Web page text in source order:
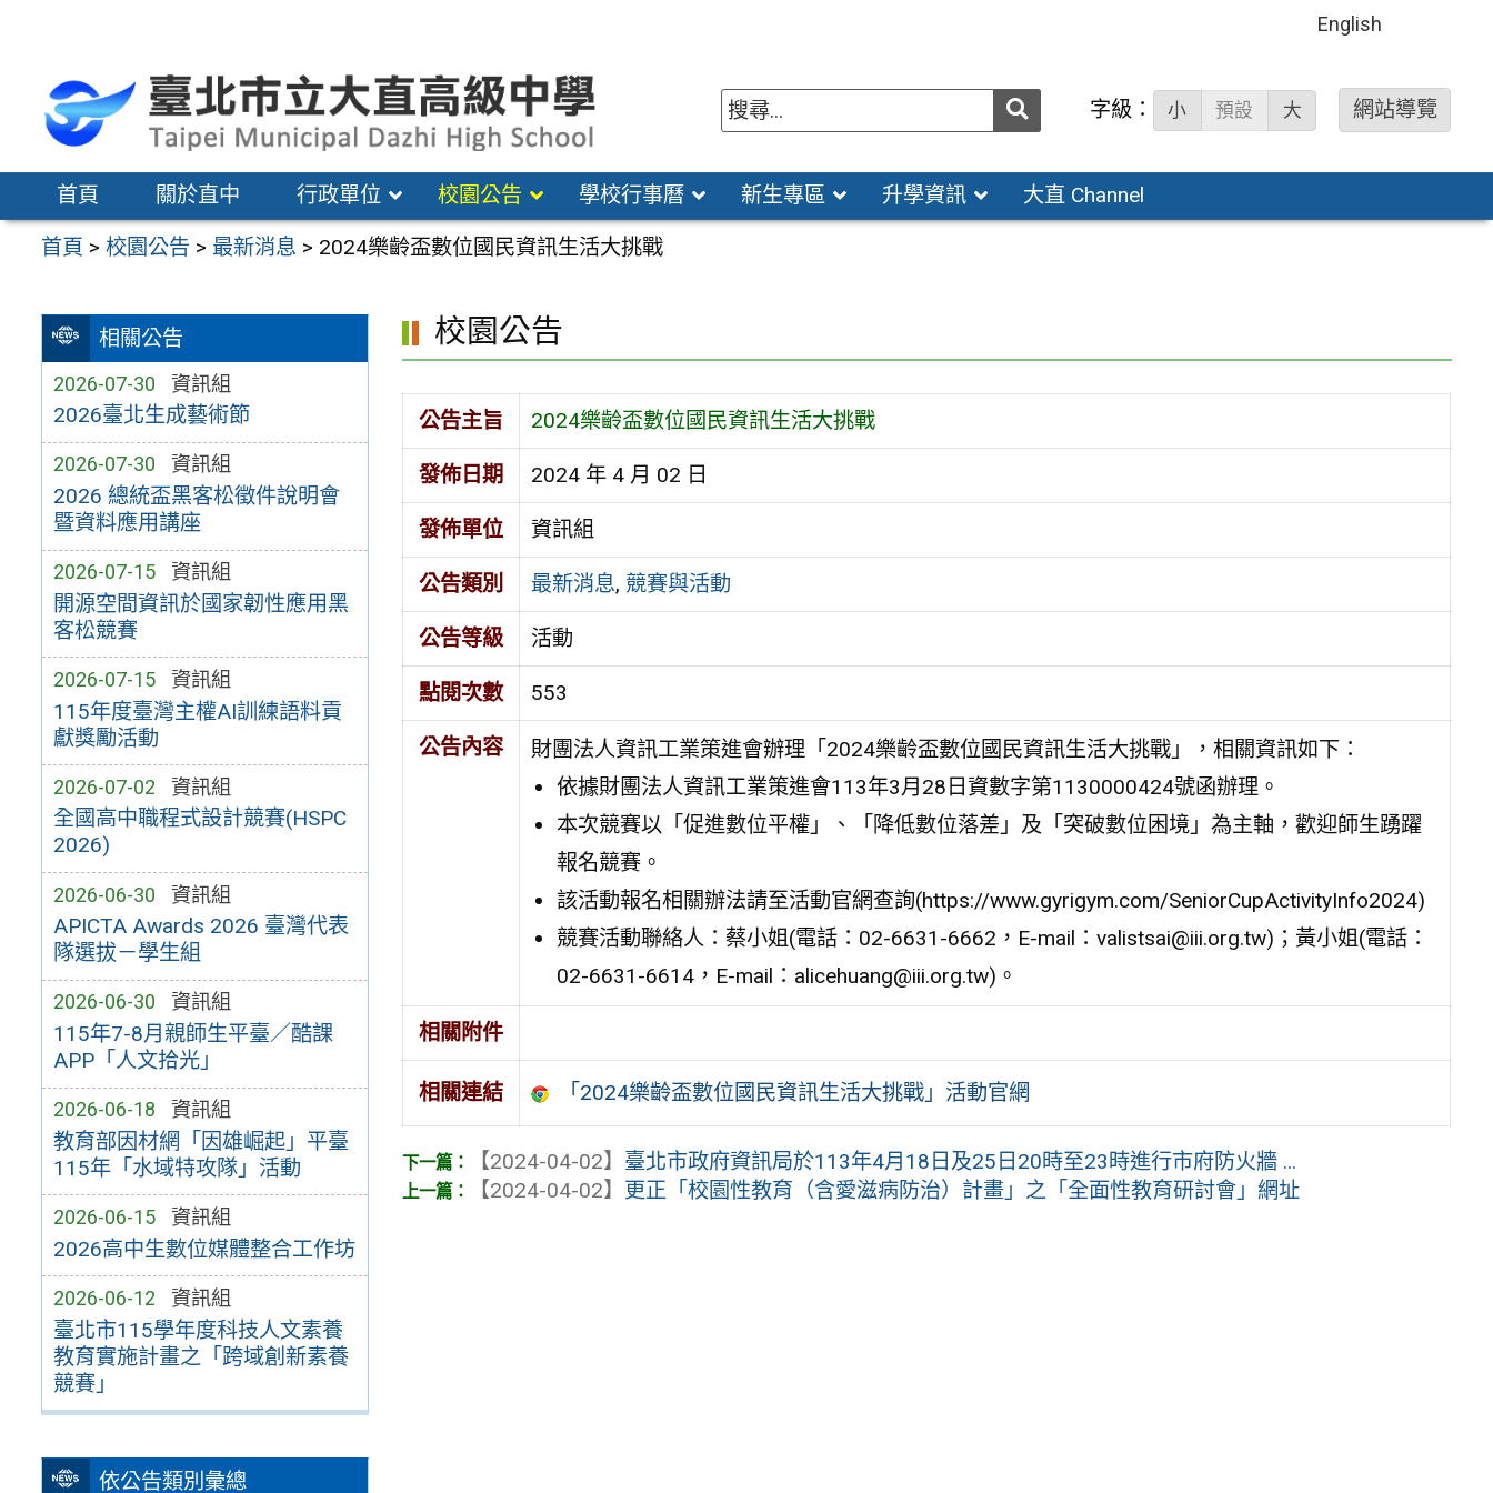
區
English
送出 字級： 小 預設 大 網站導覽
首頁 關於直中 行政單位 校園公告 學校行事曆 新生專區 升學資訊 大直 Channel
首頁 >校園公告 > 最新消息 > 2024樂齡盃數位國民資訊生活大挑戰
相關公告
2026-07-30 資訊組
2026臺北生成藝術節
2026-07-30 資訊組
2026 總統盃黑客松徵件說明會
暨資料應用講座
2026-07-15 資訊組
開源空間資訊於國家韌性應用黑
客松競賽
2026-07-15 資訊組
115年度臺灣主權AI訓練語料貢
獻獎勵活動
2026-07-02 資訊組
全國高中職程式設計競賽(HSPC
2026)
2026-06-30 資訊組
APICTA Awards 2026 臺灣代表
隊選拔－學生組
2026-06-30 資訊組
115年7-8月親師生平臺／酷課
APP「人文拾光」
2026-06-18 資訊組
教育部因材網「因雄崛起」平臺
115年「水域特攻隊」活動
2026-06-15 資訊組
2026高中生數位媒體整合工作坊
2026-06-12 資訊組
臺北市115學年度科技人文素養
教育實施計畫之「跨域創新素養
競賽」
依公告類別彙總
校園公告
公告主旨 2024樂齡盃數位國民資訊生活大挑戰
發佈日期 2024 年 4 月 02 日
發佈單位 資訊組
公告類別 最新消息, 競賽與活動
公告等級 活動
點閱次數 553
公告內容
財團法人資訊工業策進會辦理「2024樂齡盃數位國民資訊生活大挑戰」，相關資訊如下：
依據財團法人資訊工業策進會113年3月28日資數字第1130000424號函辦理。
本次競賽以「促進數位平權」、「降低數位落差」及「突破數位困境」為主軸，歡迎師生踴躍
報名競賽。
該活動報名相關辦法請至活動官網查詢(https://www.gyrigym.com/SeniorCupActivityInfo2024)
競賽活動聯絡人：蔡小姐(電話：02-6631-6662，E-mail：valistsai@iii.org.tw)；黃小姐(電話：
02-6631-6614，E-mail：alicehuang@iii.org.tw)。
相關附件
相關連結 「2024樂齡盃數位國民資訊生活大挑戰」活動官網
【2024-04-02】 臺北市政府資訊局於113年4月18日及25日20時至23時進行市府防火牆 ...
【2024-04-02】 更正「校園性教育（含愛滋病防治）計畫」之「全面性教育研討會」網址